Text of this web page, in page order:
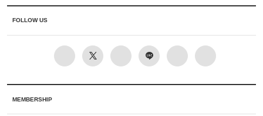
FOLLOW US
MEMBERSHIP